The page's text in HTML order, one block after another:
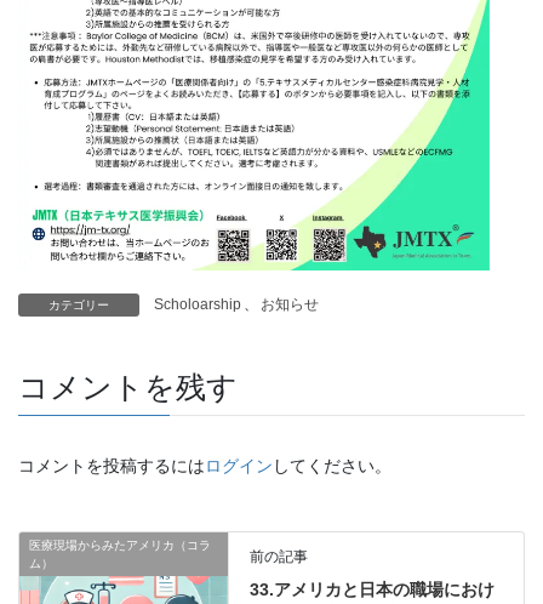
カテゴリー Scholoarship 、 お知らせ
コメントを残す
コメントを投稿するにはログイン してください。
医療現場からみたアメリカ（コラ
ム）
前の記事
33.アメリカと日本の職場におけ